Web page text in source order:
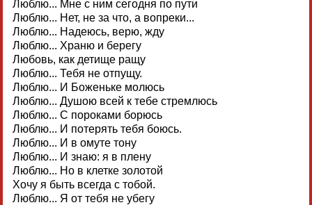
Люблю... Мне с ним сегодня по пути
Люблю... Нет, не за что, а вопреки...
Люблю... Надеюсь, верю, жду
Люблю... Храню и берегу
Любовь, как детище ращу
Люблю... Тебя не отпущу.
Люблю... И Боженьке молюсь
Люблю... Душою всей к тебе стремлюсь
Люблю... С пороками борюсь
Люблю... И потерять тебя боюсь.
Люблю... И в омуте тону
Люблю... И знаю: я в плену
Люблю... Но в клетке золотой
Хочу я быть всегда с тобой.
Люблю... Я от тебя не убегу